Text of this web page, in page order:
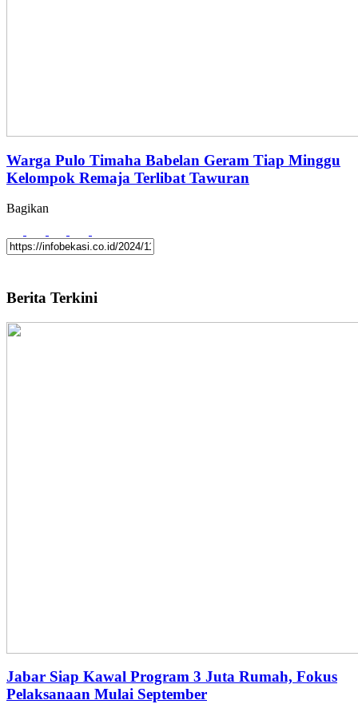
Warga Pulo Timaha Babelan Geram Tiap Minggu
Kelompok Remaja Terlibat Tawuran
Bagikan
Berita Terkini
Jabar Siap Kawal Program 3 Juta Rumah, Fokus
Pelaksanaan Mulai September